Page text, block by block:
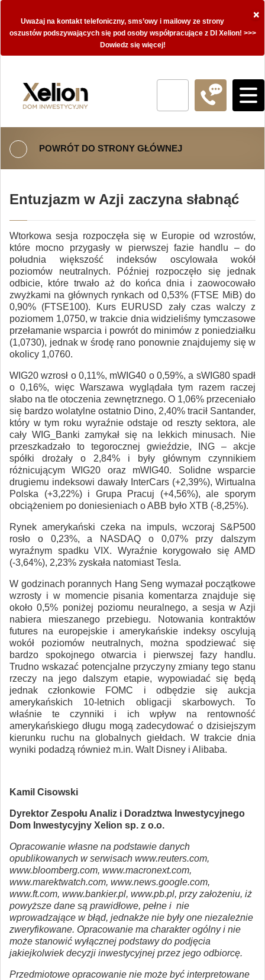
×
Uważaj na kontakt telefoniczny, sms’owy i mailowy ze strony
oszustów podszywających się pod osoby współpracujące z DI Xelion! >>>
Dowiedz się więcej!
POWRÓT DO STRONY GŁÓWNEJ
Entuzjazm w Azji zaczyna słabnąć
Wtorkowa sesja rozpoczęła się w Europie od wzrostów,
które mocno przygasły w pierwszej fazie handlu – do
południa większość indeksów oscylowała wokół
poziomów neutralnych. Później rozpoczęło się jednak
odbicie, które trwało aż do końca dnia i zaowocowało
zwyżkami na głównych rynkach od 0,53% (FTSE MiB) do
0,90% (FTSE100). Kurs EURUSD zały czas walczy z
poziomem 1,0750, w trakcie dnia widzieliśmy tymczasowe
przełamanie wsparcia i powrót do minimów z poniedziałku
(1,0730), jednak w środę rano ponownie znajdujemy się w
okolicy 1,0760.
WIG20 wzrosł o 0,11%, mWIG40 o 0,59%, a sWIG80 spadł
o 0,16%, więc Warszawa wyglądała tym razem raczej
słabo na tle otoczenia zewnętrznego. O 1,06% przeceniało
się bardzo wolatylne ostatnio Dino, 2,40% tracił Santander,
który w tym roku wyraźnie odstaje od reszty sektora, ale
cały WIG_Banki zamykał się na lekkich minusach. Nie
przeszkadzało to tegorocznej gwieździe, ING – akcje
spółki drożały o 2,84% i były głównym czynnikiem
różnicującym WIG20 oraz mWIG40. Solidne wsparcie
drugiemu indeksowi dawały InterCars (+2,39%), Wirtualna
Polska (+3,22%) i Grupa Pracuj (+4,56%), ale sporym
obciążeniem po doniesieniach o ABB było XTB (-8,25%).
Rynek amerykański czeka na impuls, wczoraj S&P500
rosło o 0,23%, a NASDAQ o 0,07% przy dalszym
wyraźnym spadku VIX. Wyraźnie korygowało się AMD
(-3,64%), 2,23% zyskała natomiast Tesla.
W godzinach porannych Hang Seng wymazał początkowe
wzrosty i w momencie pisania komentarza znajduje się
około 0,5% poniżej poziomu neuralnego, a sesja w Azji
nabiera mieszanego przebiegu. Notowania kontraktów
futures na europejskie i amerykańskie indeksy oscylują
wokół poziomów neutralnych, można spodziewać się
bardzo spokojnego otwarcia i pierwszej fazy handlu.
Trudno wskazać potencjalne przyczyny zmiany tego stanu
rzeczy na jego dalszym etapie, wypowiadać się będą
jednak członkowie FOMC i odbędzie się aukcja
amerykańskich 10-letnich obligacji skarbowych. To
właśnie te czynniki i ich wpływ na rentowność
amerykańskiego długu mogą zadecydować o dzisiejszym
kierunku ruchu na globalnych giełdach. W trakcie dnia
wyniki podadzą również m.in. Walt Disney i Alibaba.
Kamil Cisowski
Dyrektor Zespołu Analiz i Doradztwa Inwestycyjnego
Dom Inwestycyjny Xelion sp. z o.o.
Opracowanie własne na podstawie danych
opublikowanych w serwisach www.reuters.com,
www.bloomberg.com, www.macronext.com,
www.marektwatch.com, www.news.google.com,
www.ft.com, www.bankier.pl, www.pb.pl, przy założeniu, iż
powyższe dane są prawidłowe, pełne i nie
wprowadzające w błąd, jednakże nie były one niezależnie
zweryfikowane. Opracowanie ma charakter ogólny i nie
może stanowić wyłącznej podstawy do podjęcia
jakiejkolwiek decyzji inwestycyjnej przez jego odbiorcę.
Przedmiotowe opracowanie nie może być interpretowane